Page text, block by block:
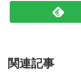
関連記事